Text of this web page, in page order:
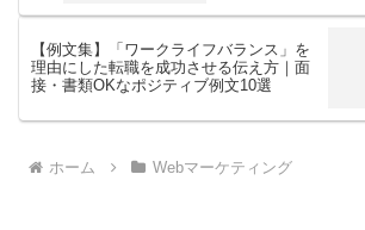
【例文集】「ワークライフバランス」を
理由にした転職を成功させる伝え方｜面
接・書類OKなポジティブ例文10選
ホーム Webマーケティング